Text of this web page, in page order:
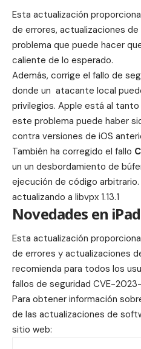
Esta actualización
de errores, actualizaciones
problema que puede hacer
caliente de lo esperado.
Además, corrige el fallo de
donde un atacante local
privilegios. Apple está al
este problema puede haber
contra versiones de iOS
También ha corregido el fallo
un un desbordamiento de
ejecución de código
actualizando a libvpx 1.13.1
Novedades en
Esta actualización
de errores y actualizaciones
recomienda para todos los
fallos de seguridad CVE-
Para obtener información
de las actualizaciones de
sitio web: